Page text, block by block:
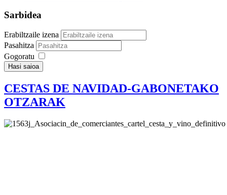
Sarbidea
Erabiltzaile izena
Pasahitza
Gogoratu
Hasi saioa
CESTAS DE NAVIDAD-GABONETAKO
OTZARAK